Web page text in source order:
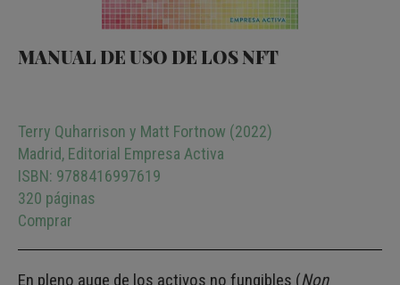
MANUAL DE USO DE LOS NFT
Terry Quharrison y Matt Fortnow (2022)
Madrid, Editorial Empresa Activa
ISBN: 9788416997619
320 páginas
Comprar
En pleno auge de los activos no fungibles (Non